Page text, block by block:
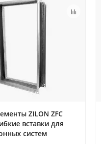
ZILON ZFC
вставки для
систем